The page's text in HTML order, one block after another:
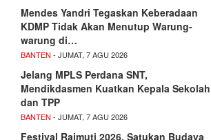
Mendes Yandri Tegaskan Keberadaan
KDMP Tidak Akan Menutup Warung-
warung di…
BANTEN - JUMAT, 7 AGU 2026
Jelang MPLS Perdana SNT,
Mendikdasmen Kuatkan Kepala Sekolah
dan TPP
BANTEN - JUMAT, 7 AGU 2026
Festival Raimuti 2026, Satukan Budaya